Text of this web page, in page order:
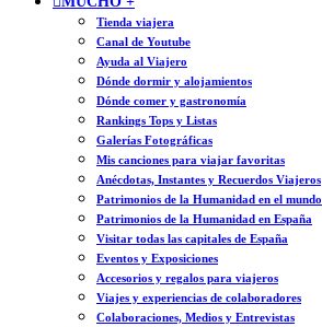
Tienda viajera
Canal de Youtube
Ayuda al Viajero
Dónde dormir y alojamientos
Dónde comer y gastronomía
Rankings Tops y Listas
Galerías Fotográficas
Mis canciones para viajar favoritas
Anécdotas, Instantes y Recuerdos Viajeros
Patrimonios de la Humanidad en el mundo
Patrimonios de la Humanidad en España
Visitar todas las capitales de España
Eventos y Exposiciones
Accesorios y regalos para viajeros
Viajes y experiencias de colaboradores
Colaboraciones, Medios y Entrevistas